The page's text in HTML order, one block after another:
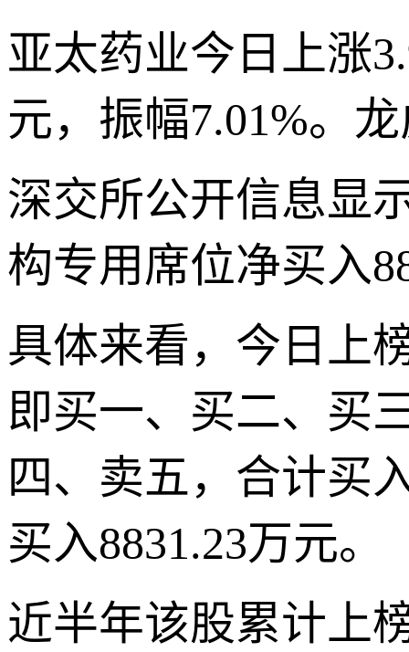
亚太药业今日上涨
元，振幅7.01%。
深交所公开信息显
构专用席位净买入
具体来看，今日上
即买一、买二、买
四、卖五，合计买
买入8831.23万元。
近半年该股累计上